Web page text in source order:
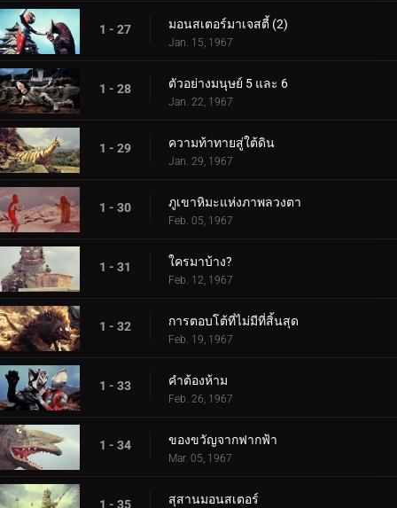
1 - 27 มอนสเตอร์มาเจสตี้ (2)
Jan. 15, 1967
1 - 28 ตัวอย่างมนุษย์ 5 และ 6
Jan. 22, 1967
1 - 29 ความท้าทายสู่ใต้ดิน
Jan. 29, 1967
1 - 30 ภูเขาหิมะแห่งภาพลวงตา
Feb. 05, 1967
1 - 31 ใครมาบ้าง?
Feb. 12, 1967
1 - 32 การตอบโต้ที่ไม่มีที่สิ้นสุด
Feb. 19, 1967
1 - 33 คำต้องห้าม
Feb. 26, 1967
1 - 34 ของขวัญจากฟากฟ้า
Mar. 05, 1967
1 - 35 สุสานมอนสเตอร์